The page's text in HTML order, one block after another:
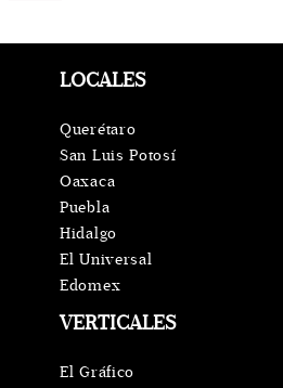
VERTICALES
El Gráfico
LOCALES
Querétaro
San Luis Potosí
Oaxaca
Puebla
Hidalgo
El Universal
Edomex